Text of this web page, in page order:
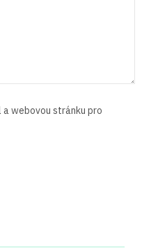
webovou stránku pro